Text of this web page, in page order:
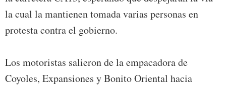
la cual la mantienen tomada varias personas en
protesta contra el gobierno.
Los motoristas salieron de la empacadora de
Coyoles, Expansiones y Bonito Oriental hacia